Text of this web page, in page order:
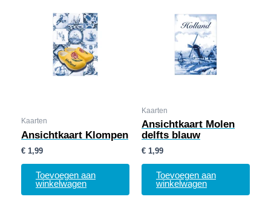
Kaarten
Ansichtkaart Klompen
€ 1,99
Toevoegen aan
winkelwagen
Kaarten
Ansichtkaart Molen
delfts blauw
€ 1,99
Toevoegen aan
winkelwagen